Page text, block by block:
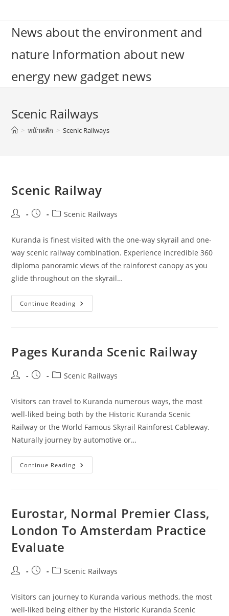
contentNews about the environment and
nature Information about new
energy new gadget news
Scenic Railways
> หน้าหลัก > Scenic Railways
Scenic Railway
Post
Post
PostScenic Railways
Kuranda is finest visited with the one-way skyrail and one-
way scenic railway combination. Experience incredible 360
diploma panoramic views of the rainforest canopy as you
glide throughout on the skyrail…
Continue Reading Scenic
Railway
Pages Kuranda Scenic Railway
Post
Post
PostScenic Railways
Visitors can travel to Kuranda numerous ways, the most
well-liked being both by the Historic Kuranda Scenic
Railway or the World Famous Skyrail Rainforest Cableway.
Naturally journey by automotive or…
Continue Reading Pages
Kuranda
Eurostar, Normal Premier Class,
London To Amsterdam Practice
Evaluate
Post
Post
PostScenic Railways
Visitors can journey to Kuranda various methods, the most
well-liked being either by the Historic Kuranda Scenic